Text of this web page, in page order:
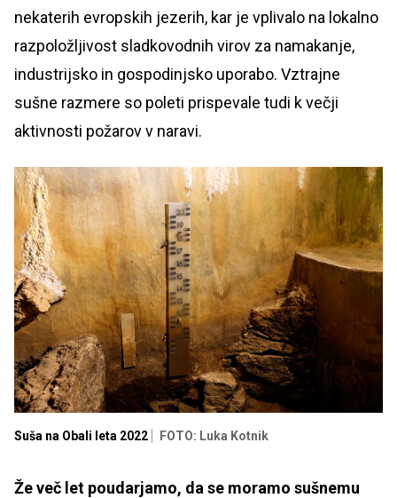
nekaterih evropskih jezerih, kar je vplivalo na lokalno
razpoložljivost sladkovodnih virov za namakanje,
industrijsko in gospodinjsko uporabo. Vztrajne
sušne razmere so poleti prispevale tudi k večji
aktivnosti požarov v naravi.
Suša na Obali leta 2022 FOTO: Luka Kotnik
Že več let poudarjamo, da se moramo sušnemu